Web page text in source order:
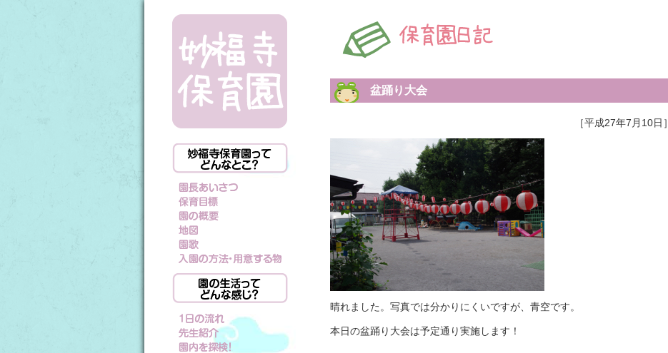
盆踊り大会
［平成27年7月10日］
晴れました。写真では分かりにくいですが、青空です。
本日の盆踊り大会は予定通り実施します！